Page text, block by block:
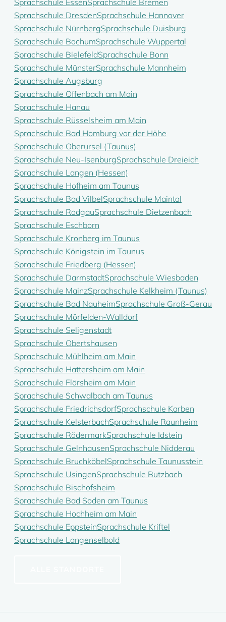
Sprachschule EssenSprachschule Bremen
Sprachschule DresdenSprachschule Hannover
Sprachschule NürnbergSprachschule Duisburg
Sprachschule BochumSprachschule Wuppertal
Sprachschule BielefeldSprachschule Bonn
Sprachschule MünsterSprachschule Mannheim
Sprachschule Augsburg
Sprachschule Offenbach am Main
Sprachschule Hanau
Sprachschule Rüsselsheim am Main
Sprachschule Bad Homburg vor der Höhe
Sprachschule Oberursel (Taunus)
Sprachschule Neu-IsenburgSprachschule Dreieich
Sprachschule Langen (Hessen)
Sprachschule Hofheim am Taunus
Sprachschule Bad VilbelSprachschule Maintal
Sprachschule RodgauSprachschule Dietzenbach
Sprachschule Eschborn
Sprachschule Kronberg im Taunus
Sprachschule Königstein im Taunus
Sprachschule Friedberg (Hessen)
Sprachschule DarmstadtSprachschule Wiesbaden
Sprachschule MainzSprachschule Kelkheim (Taunus)
Sprachschule Bad NauheimSprachschule Groß-Gerau
Sprachschule Mörfelden-Walldorf
Sprachschule Seligenstadt
Sprachschule Obertshausen
Sprachschule Mühlheim am Main
Sprachschule Hattersheim am Main
Sprachschule Flörsheim am Main
Sprachschule Schwalbach am Taunus
Sprachschule FriedrichsdorfSprachschule Karben
Sprachschule KelsterbachSprachschule Raunheim
Sprachschule RödermarkSprachschule Idstein
Sprachschule GelnhausenSprachschule Nidderau
Sprachschule BruchköbelSprachschule Taunusstein
Sprachschule UsingenSprachschule Butzbach
Sprachschule Bischofsheim
Sprachschule Bad Soden am Taunus
Sprachschule Hochheim am Main
Sprachschule EppsteinSprachschule Kriftel
Sprachschule Langenselbold